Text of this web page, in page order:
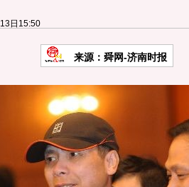
日15:50
来源：舜网-济南时报